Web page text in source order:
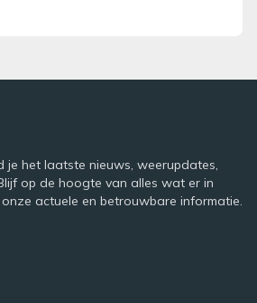
je het laatste nieuws, weerupdates,
op de hoogte van alles wat er in
actuele en betrouwbare informatie.